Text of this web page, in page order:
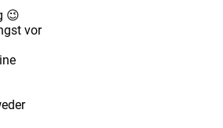
😉
vor